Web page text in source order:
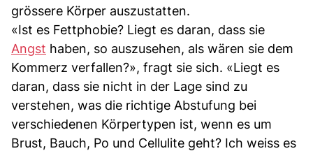
grössere Körper auszustatten.
«Ist es Fettphobie? Liegt es daran, dass sie
Angst haben, so auszusehen, als wären sie dem
Kommerz verfallen?», fragt sie sich. «Liegt es
daran, dass sie nicht in der Lage sind zu
verstehen, was die richtige Abstufung bei
verschiedenen Körpertypen ist, wenn es um
Brust, Bauch, Po und Cellulite geht? Ich weiss es